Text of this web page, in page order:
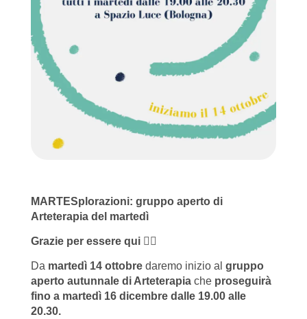
MARTESplorazioni: gruppo aperto di
Arteterapia del martedì
Grazie per essere qui ❤️‍🔥
Da martedì 14 ottobre daremo inizio al gruppo
aperto autunnale di Arteterapia che proseguirà
fino a martedì 16 dicembre dalle 19.00 alle
20.30.